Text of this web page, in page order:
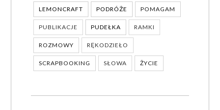
LEMONCRAFT PODRÓŻE POMAGAM
PUBLIKACJE PUDEŁKA RAMKI
ROZMOWY RĘKODZIEŁO
SCRAPBOOKING SŁOWA ŻYCIE